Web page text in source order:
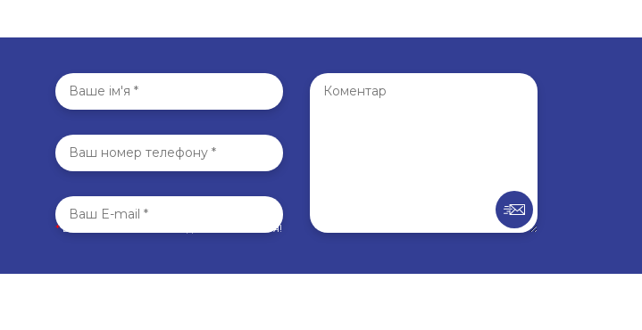
*Всі поля обов’язкові для заповнення!